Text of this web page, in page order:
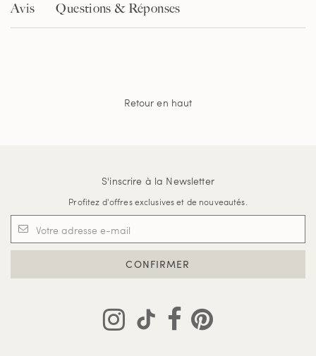
Avis Questions & Réponses
Retour en haut
S'inscrire à la Newsletter
Profitez d'offres exclusives et de nouveautés.
CONFIRMER